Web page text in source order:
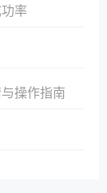
率
操作指南